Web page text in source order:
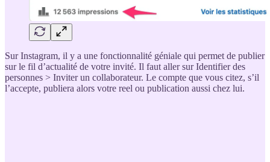
Sur Instagram, il y a une fonctionnalité géniale qui permet de publier
sur le fil d’actualité de votre invité. Il faut aller sur Identifier des
personnes > Inviter un collaborateur. Le compte que vous citez, s’il
l’accepte, publiera alors votre reel ou publication aussi chez lui.